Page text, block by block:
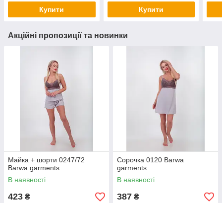
Купити Купити
Акційні пропозиції та новинки
Майка + шорти 0247/72
Barwa garments
В наявності
423 ₴
Сорочка 0120 Barwa
garments
В наявності
387 ₴